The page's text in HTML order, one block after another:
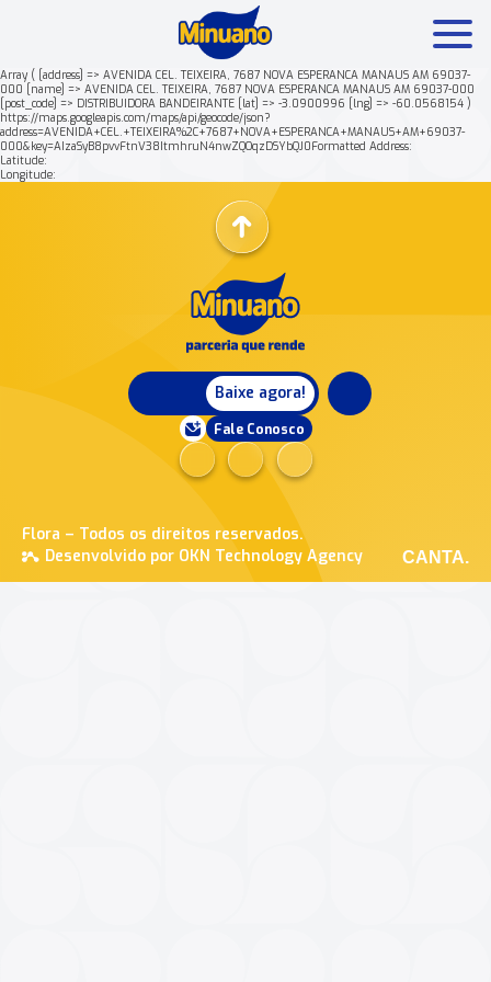
Array ( [address] => AVENIDA CEL. TEIXEIRA, 7687 NOVA ESPERANCA MANAUS AM 69037-
000 [name] => AVENIDA CEL. TEIXEIRA, 7687 NOVA ESPERANCA MANAUS AM 69037-000
[post_code] => DISTRIBUIDORA BANDEIRANTE [lat] => -3.0900996 [lng] => -60.0568154 )
https://maps.googleapis.com/maps/api/geocode/json?
address=AVENIDA+CEL.+TEIXEIRA%2C+7687+NOVA+ESPERANCA+MANAUS+AM+69037-
000&key=AIzaSyB8pvvFtnV38ItmhruN4nwZQOqzDSYbQJ0Formatted Address:
Latitude:
Longitude:
Baixe agora!
Fale Conosco
Flora – Todos os direitos reservados.
Desenvolvido por OKN Technology Agency
CANTA.
Mais buscados: Produtos Minuano Rende +
Nossa história